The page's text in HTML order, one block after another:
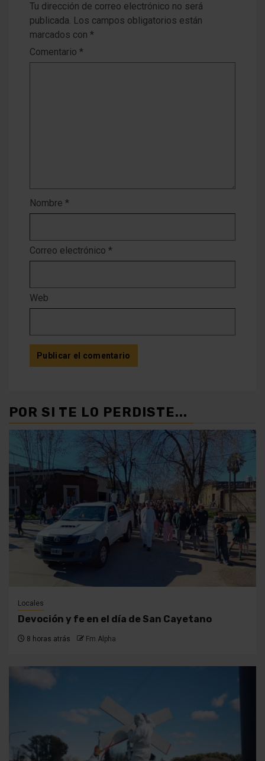
Tu dirección de correo electrónico no será
publicada. Los campos obligatorios están
marcados con *
Comentario *
Nombre *
Correo electrónico *
Web
POR SI TE LO PERDISTE...
Locales
Devoción y fe en el día de San Cayetano
8 horas atrás Fm Alpha